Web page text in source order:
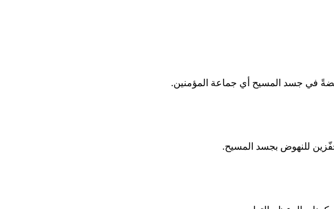
في جسد المسيح أي جماعة المؤمنين.
للنهوض بجسد المسيح.